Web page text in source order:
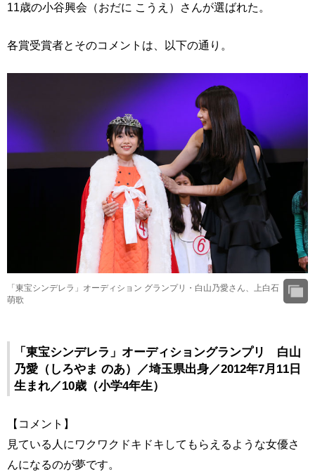
11歳の小谷興会（おだに こうえ）さんが選ばれた。
各賞受賞者とそのコメントは、以下の通り。
「東宝シンデレラ」オーディション グランプリ・白山乃愛さん、上白石
萌歌
「東宝シンデレラ」オーディショングランプリ 白山
乃愛（しろやま のあ）／埼玉県出身／2012年7月11日
生まれ／10歳（小学4年生）
【コメント】
見ている人にワクワクドキドキしてもらえるような女優さ
んになるのが夢です。